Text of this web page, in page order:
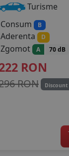
Turisme
Consum
B
Aderenta D
Zgomot A 70 dB
RON
RON Discount